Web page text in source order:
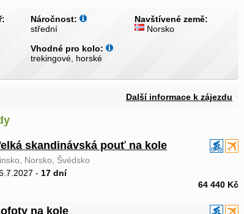
Náročnost:
střední
Vhodné pro kolo:
trekingové, horské
Navštívené země:
Norsko
Další informace k zájezdu
skandinávská pouť na kole
Norsko, Švédsko
- 17 dní
64 440 Kč
na kole